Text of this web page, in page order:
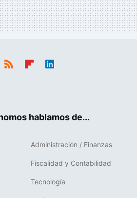
hablamos de...
Administración / Finanzas
Fiscalidad y Contabilidad
Tecnología